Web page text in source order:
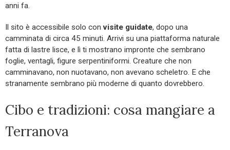
anni fa.
Il sito è accessibile solo convisite guidate, dopo una
camminata di circa 45 minuti. Arrivi su una piattaforma naturale
fatta di lastre lisce, e lì ti mostrano impronte che sembrano
foglie, ventagli, figure serpentiniformi. Creature che non
camminavano, non nuotavano, non avevano scheletro. E che
stranamente sembrano più moderne di quanto dovrebbero.
Cibo e tradizioni: cosa mangiare a
Terranova